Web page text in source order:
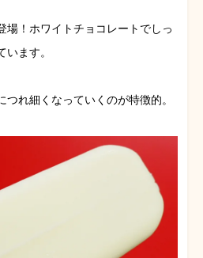
！ホワイトチョコレートでしっ
ます。
れ細くなっていくのが特徴的。